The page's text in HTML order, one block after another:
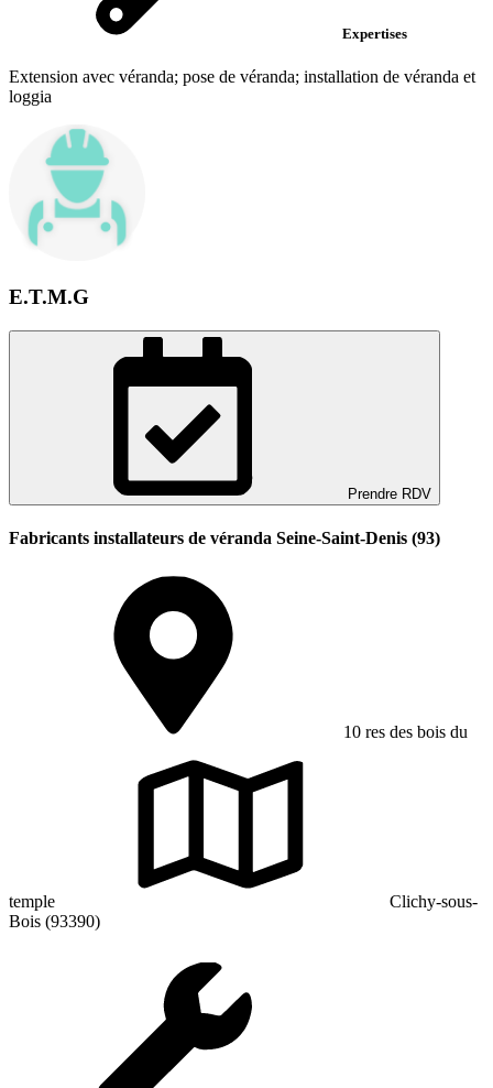
Expertises
Extension avec véranda; pose de véranda; installation de véranda et
loggia
E.T.M.G
Prendre RDV
Fabricants installateurs de véranda Seine-Saint-Denis (93)
10 res des bois du
temple
Clichy-sous-
Bois (93390)